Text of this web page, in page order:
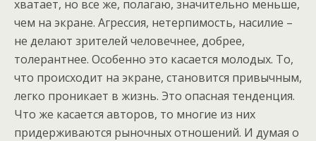
хватает, но все же, полагаю, значительно меньше,
чем на экране. Агрессия, нетерпимость, насилие –
не делают зрителей человечнее, добрее,
толерантнее. Особенно это касается молодых. То,
что происходит на экране, становится привычным,
легко проникает в жизнь. Это опасная тенденция.
Что же касается авторов, то многие из них
придерживаются рыночных отношений. И думая о